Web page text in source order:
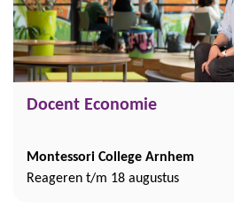
Docent Economie
Montessori College Arnhem
Reageren t/m 18 augustus